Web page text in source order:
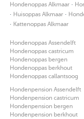
Hondenoppas Alkmaar ·
· Huisoppas Alkmaar ·
· Kattenoppas Alkmaar
Hondenoppas Assendelft
Hondenoppas castricum
Hondenoppas bergen
Hondenoppas berkhout
Hondenoppas callantsoog
Hondenpension Assendelft
Hondenpension castricum
Hondenpension bergen
Hondenpension berkhout